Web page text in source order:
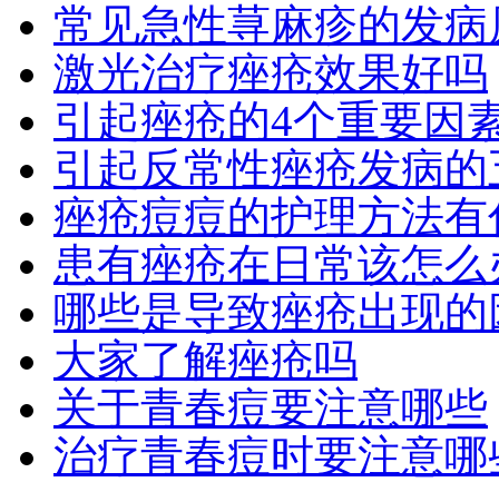
常见急性荨麻疹的发病
激光治疗痤疮效果好吗
引起痤疮的4个重要因
引起反常性痤疮发病
痤疮痘痘的护理方法
患有痤疮在日常该怎么
哪些是导致痤疮出现的
大家了解痤疮吗
关于青春痘要注意哪些
治疗青春痘时要注意哪